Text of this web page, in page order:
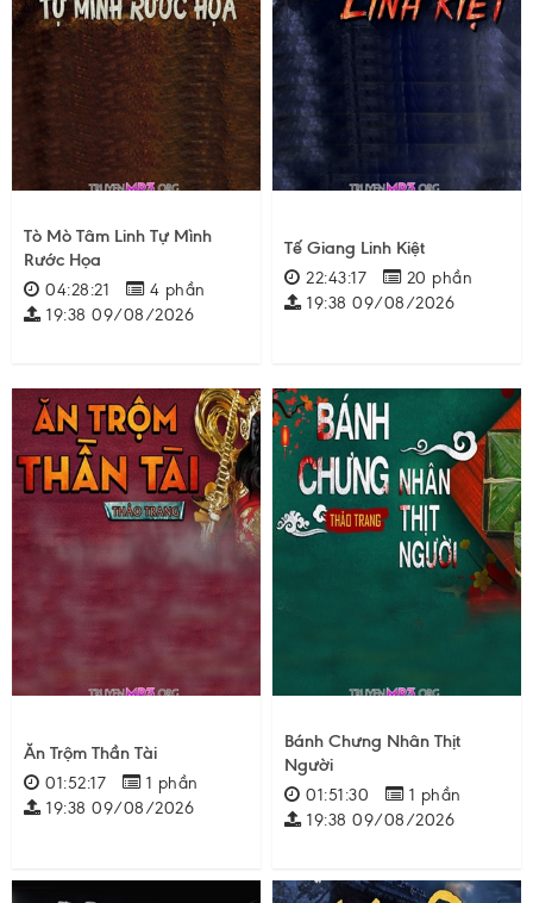
Tò Mò Tâm Linh Tự Mình
Rước Họa
04:28:21
4 phần
19:38 09/08/2026
Tế Giang Linh Kiệt
22:43:17
20 phần
19:38 09/08/2026
Ăn Trộm Thần Tài
01:52:17
1 phần
19:38 09/08/2026
Bánh Chưng Nhân Thịt
Người
01:51:30
1 phần
19:38 09/08/2026